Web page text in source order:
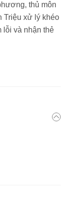
thủ môn
Triệu xử lý khéo
lỗi và nhận thẻ